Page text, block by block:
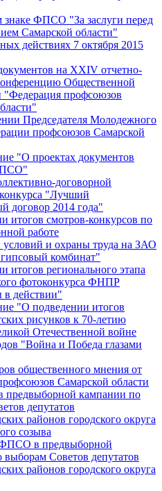
знаке ФПСО "За заслуги перед
Самарской области"
действиях 7 октября 2015
на XXIV отчетно-
Общественной
"Федерация профсоюзов
Председателя Молодежного
профсоюзов Самарской
"О проектах документов
договорной
"Лучший
договор 2014 года"
итогов смотров-конкурсов по
работе
условий и охраны труда на ЗАО
комбинат"
итогов регионального этапа
фотоконкурса ФНПР
действии"
"О подведении итогов
рисунков к 70-летию
Отечественной войне
"Война и Победа глазами
общественного мнения от
Самарской области
предвыборной кампании по
депутатов
районов городского округа
созыва
в предвыборной
Советов депутатов
районов городского округа